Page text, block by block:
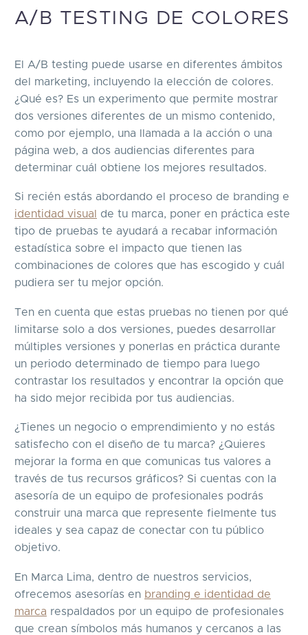
A/B TESTING DE COLORES
El A/B testing puede usarse en diferentes ámbitos
del marketing, incluyendo la elección de colores.
¿Qué es? Es un experimento que permite mostrar
dos versiones diferentes de un mismo contenido,
como por ejemplo, una llamada a la acción o una
página web, a dos audiencias diferentes para
determinar cuál obtiene los mejores resultados.
Si recién estás abordando el proceso de branding e
identidad visual
de tu marca, poner en práctica este
tipo de pruebas te ayudará a recabar información
estadística sobre el impacto que tienen las
combinaciones de colores que has escogido y cuál
pudiera ser tu mejor opción.
Ten en cuenta que estas pruebas no tienen por qué
limitarse solo a dos versiones, puedes desarrollar
múltiples versiones y ponerlas en práctica durante
un periodo determinado de tiempo para luego
contrastar los resultados y encontrar la opción que
ha sido mejor recibida por tus audiencias.
¿Tienes un negocio o emprendimiento y no estás
satisfecho con el diseño de tu marca? ¿Quieres
mejorar la forma en que comunicas tus valores a
través de tus recursos gráficos? Si cuentas con la
asesoría de un equipo de profesionales podrás
construir una marca que represente fielmente tus
ideales y sea capaz de conectar con tu público
objetivo.
En Marca Lima, dentro de nuestros servicios,
ofrecemos asesorías en branding e identidad de
marca respaldados por un equipo de profesionales
que crean símbolos más humanos y cercanos a las